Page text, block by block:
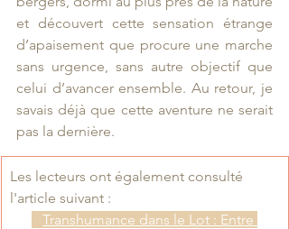
et découvert cette sensation étrange
d’apaisement que procure une marche
sans urgence, sans autre objectif que
celui d’avancer ensemble. Au retour, je
savais déjà que cette aventure ne serait
pas la dernière.
Les lecteurs ont également consulté
l'article suivant :
Transhumance dans le Lot : Entre